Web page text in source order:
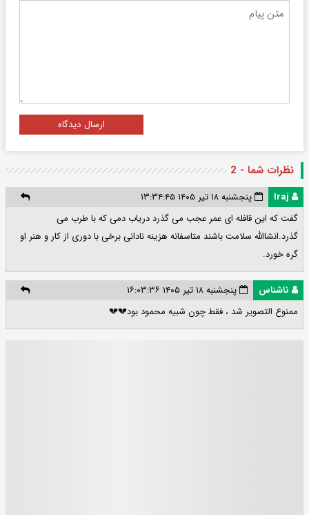
ارسال دیدگاه
نظرات شما - 2
پنجشنبه ۱۸ تیر ۱۴۰۵ ۱۳:۳۴:۴۵
گفت که این قافله ای عمر عجب می گذرد دریاب دمی که با طرب می
گذرد.انشاالله سلامت باشند متاسفانه هزینه نادانی برخی با دوری از کار و هنر او
گره خورد.
ناشناس
پنجشنبه ۱۸ تیر ۱۴۰۵ ۱۶:۰۳:۳۶
ممنوع التصویر شد ، فقط چون شبیه محمود بود💔💔